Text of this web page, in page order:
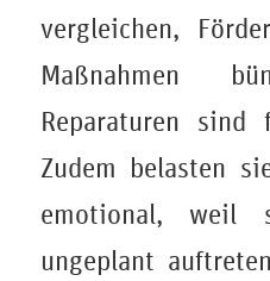
vergleichen,
Maßnahmen
Reparaturen
Zudem belasten
emotional, weil
ungeplant